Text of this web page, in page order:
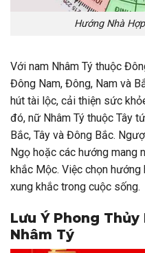
Hướng Nhà
Với nam Nhâm Tý thuộc
Đông Nam, Đông, Nam và
hút tài lộc, cải thiện sức
đó, nữ Nhâm Tý thuộc Tây
Bắc, Tây và Đông Bắc.
Ngọ hoặc các hướng mang
khắc Mộc. Việc chọn hướng
xung khắc trong cuộc sống.
Lưu Ý Phong
Nhâm Tý